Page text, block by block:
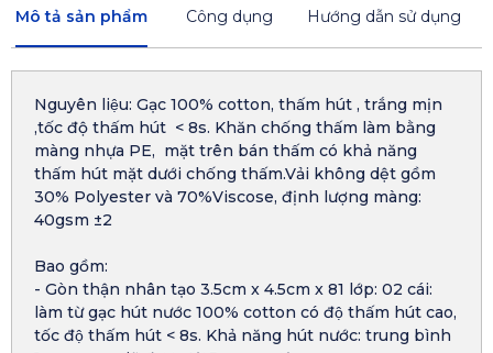
Mô tả sản phẩm Công dụng Hướng dẫn sử dụng
Nguyên liệu: Gạc 100% cotton, thấm hút , trắng mịn
,tốc độ thấm hút < 8s. Khăn chống thấm làm bằng
màng nhựa PE, mặt trên bán thấm có khả năng
thấm hút mặt dưới chống thấm.Vải không dệt gồm
30% Polyester và 70%Viscose, định lượng màng:
40gsm ±2
Bao gồm:
- Gòn thận nhân tạo 3.5cm x 4.5cm x 81 lớp: 02 cái:
làm từ gạc hút nước 100% cotton có độ thấm hút cao,
tốc độ thấm hút < 8s. Khả năng hút nước: trung bình